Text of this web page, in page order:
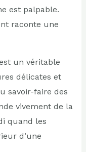
est palpable.
raconte une
un véritable
délicates et
savoir-faire des
vivement de la
quand les
d’une